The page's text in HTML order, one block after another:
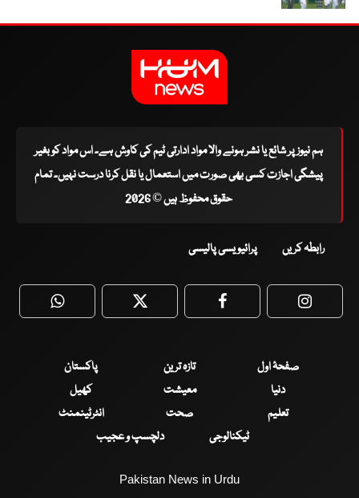
ہم نیوز پر شائع یا نشر ہونے والا مواد ادارتی ٹیم کی کاوش ہے۔ اس مواد کو بغیر
پیشگی اجازت کسی بھی صورت میں استعمال یا نقل کرنا درست نہیں۔ تمام
حقوق محفوظ ہیں © 2026
رابطہ کریں پرائیویسی پالیسی
WhatsApp Twitter Facebook
صفحۂ اول تازہ ترین
پاکستان
دنیا
معیشت
کھیل
تعلیم
صحت
انٹرٹینمنٹ
ٹیکنالوجی
دلچسپ و عجیب
Pakistan News in Urdu